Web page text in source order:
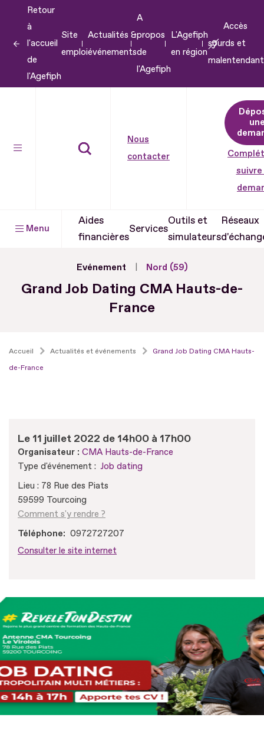
contenu
Retour
à
l'accueil
de
l'Agefiph
Site
emploi
Actualités &
événements
A
propos
de
l'Agefiph
L'Agefiph
en région
Accès
sourds et
Nous
contacter
suivre
Menu
Aides
financières
Services
Outils et
simulateurs
Réseaux
Evénement Nord (59)
Grand Job Dating CMA Hauts-de-
France
Accueil Actualités et événements
Grand Job Dating CMA Hauts-
de-France
Le 11 juillet 2022 de 14h00 à 17h00
Organisateur : CMA Hauts-de-France
Type d'événement : Job dating
Lieu : 78 Rue des Piats
59599 Tourcoing
Comment s'y rendre ?
Téléphone
0972727207
Consulter le site internet